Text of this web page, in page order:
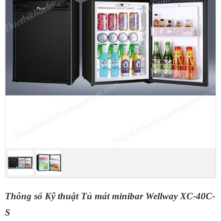
Thông số Kỹ thuật Tủ mát minibar Wellway XC-40C-
S